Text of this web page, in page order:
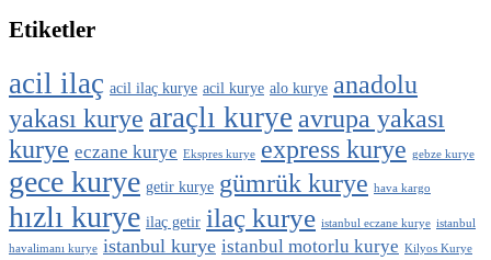
Etiketler
acil ilaç acil ilaç kurye acil kurye alo kurye anadolu
yakası kurye araçlı kurye avrupa yakası
kurye eczane kurye Ekspres kurye express kurye gebze kurye
gece kurye getir kurye gümrük kurye hava kargo
hızlı kurye ilaç getir ilaç kurye istanbul eczane kurye istanbul
havalimanı kurye istanbul kurye istanbul motorlu kurye Kilyos Kurye